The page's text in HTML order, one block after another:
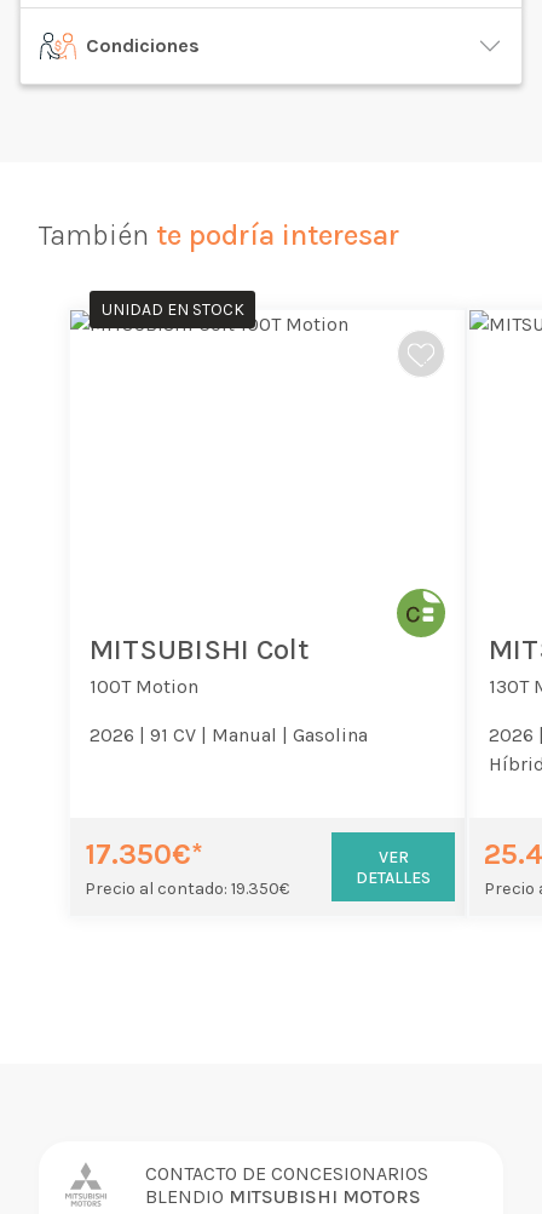
Condiciones
También te podría interesar
UNIDAD EN STOCK
MITSUBISHI Colt
100T Motion
2026 | 91 CV | Manual | Gasolina
17.350€*
Precio al contado: 19.350€
VER
DETALLES
130T
2026
Precio
CONTACTO DE CONCESIONARIOS
BLENDIO MITSUBISHI MOTORS